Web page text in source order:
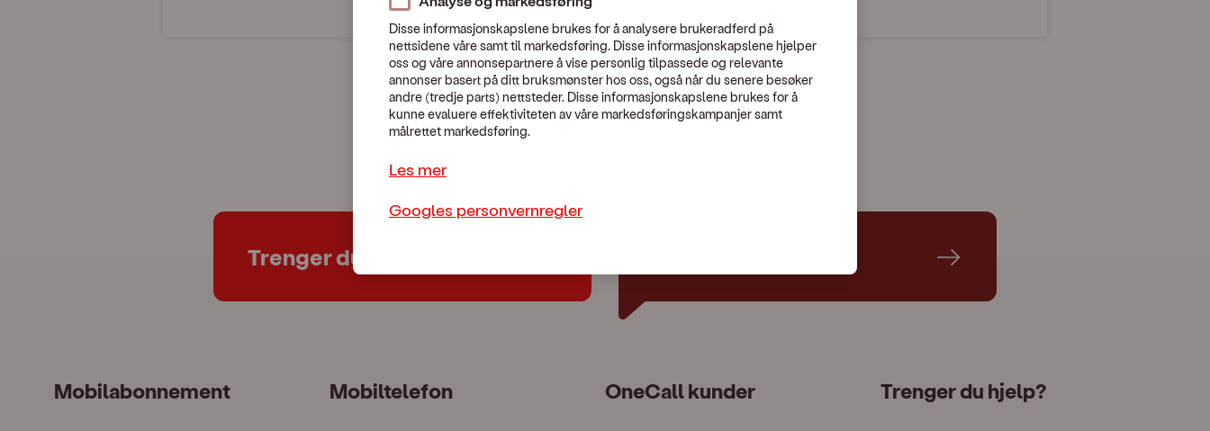
En uventet feil skjedde.
Vennligst kontakt Kundeservice:479 44 444
Trenger du hjelp?
Mobilabonnement Mobiltelefon OneCall kunder Trenger du hjelp?
Disse informasjonskapslene brukes for å analysere brukeradferd på
nettsidene våre samt til markedsføring. Disse informasjonskapslene hjelper
oss og våre annonsepartnere å vise personlig tilpassede og relevante
annonser basert på ditt bruksmønster hos oss, også når du senere besøker
andre (tredje parts) nettsteder. Disse informasjonskapslene brukes for å
kunne evaluere effektiviteten av våre markedsføringskampanjer samt
målrettet markedsføring.
Les mer
Googles personvernregler